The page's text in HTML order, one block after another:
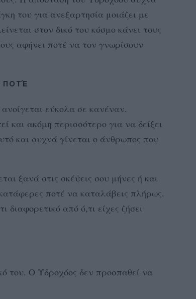
του για ανεξαρτησία μοιάζει με
στον δικό του κόσμο κάνει τους
αφήνει ποτέ να τον γνωρίσουν
ΠΟΤΈ
εύκολα σε κανέναν.
και ακόμη περισσότερο για να δείξει
και συχνά γίνεται ο άνθρωπος που
ξανά στις σκέψεις σου μήνες ή και
ποτέ να καταλάβεις πλήρως.
διαφορετικό από ό,τι είχες ζήσει
του. Ο Υδροχόος δεν προσπαθεί να